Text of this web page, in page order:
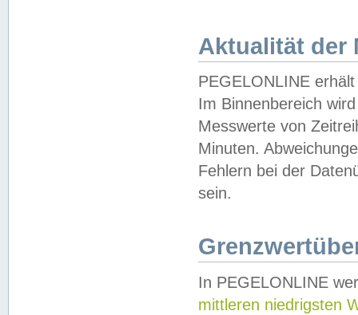
Aktualität der
PEGELONLINE
Im Binnenbereich
Messwerte von
Minuten.
Fehlern bei der
sein.
In PEGELONLINE
mittleren niedrigsten